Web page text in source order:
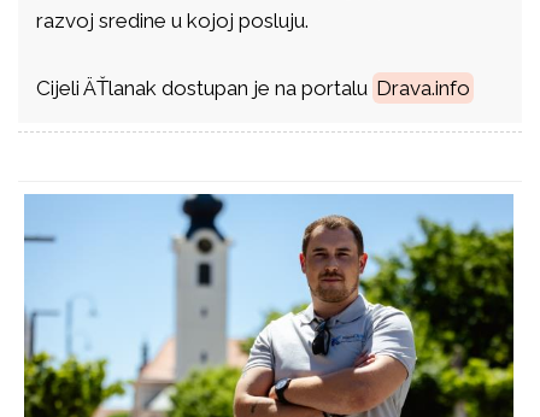
razvoj sredine u kojoj posluju.
Cijeli ÄŤlanak dostupan je na portalu Drava.info